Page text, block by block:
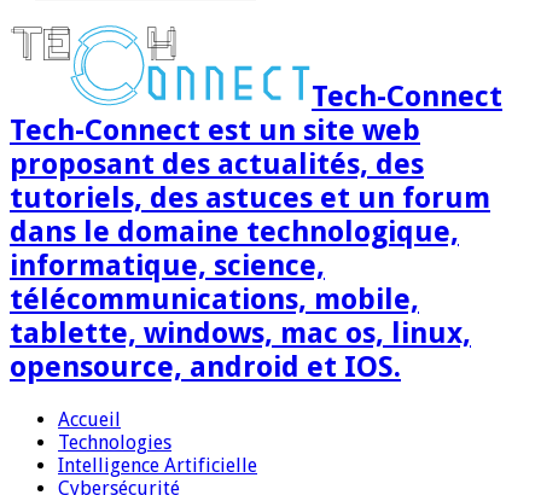
Tech-Connect
Tech-Connect est un site web
proposant des actualités, des
tutoriels, des astuces et un forum
dans le domaine technologique,
informatique, science,
télécommunications, mobile,
tablette, windows, mac os, linux,
opensource, android et IOS.
Accueil
Technologies
Intelligence Artificielle
Cybersécurité